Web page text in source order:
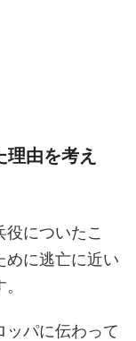
理由を考え
役についたこ
めに逃亡に近い
ッパに伝わって